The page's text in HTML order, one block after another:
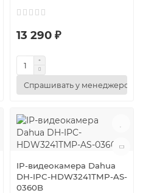
13 290 ₽
Спрашивать у менеджеров
IP-видеокамера Dahua
DH-IPC-HDW3241TMP-AS-
0360B